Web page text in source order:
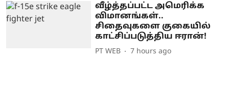
வீழ்த்தப்பட்ட அமெரிக்க
விமானங்கள்..
சிதைவுகளை குகையில்
காட்சிப்படுத்திய ஈரான்!
PT WEB 7 hours ago